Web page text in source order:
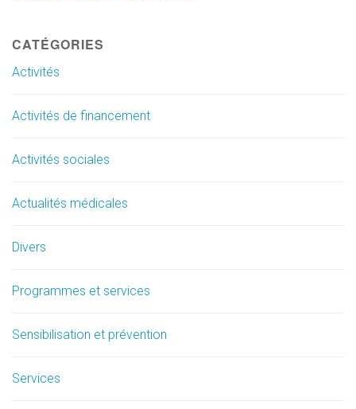
CATÉGORIES
Activités
Activités de financement
Activités sociales
Actualités médicales
Divers
Programmes et services
Sensibilisation et prévention
Services